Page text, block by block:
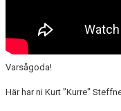
MEDIA
Varsågoda!
Här har ni Kurt "Kurre"